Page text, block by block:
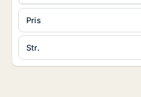
Str.
Pris